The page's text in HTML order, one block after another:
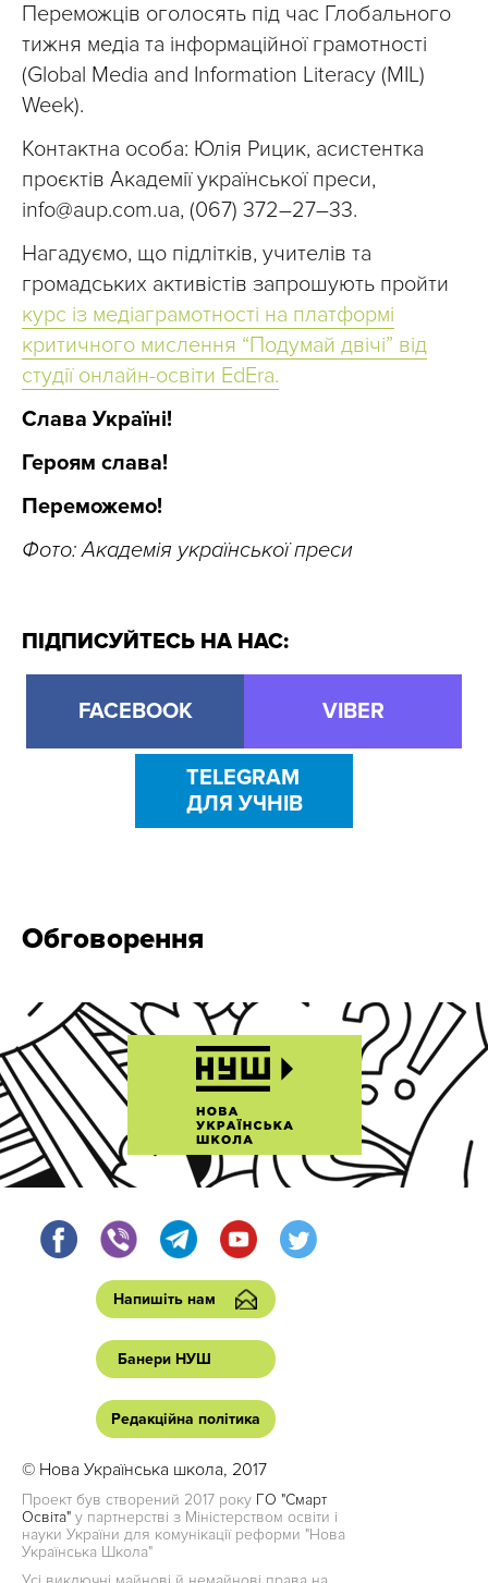
Переможців оголосять під час Глобального
тижня медіа та інформаційної грамотності
(Global Media and Information Literacy (MIL)
Week).
Контактна особа: Юлія Рицик, асистентка
проєктів Академії української преси,
info@aup.com.ua, (067) 372–27–33.
Нагадуємо, що підлітків, учителів та
громадських активістів запрошують пройти
курс із медіаграмотності на платформі
критичного мислення “Подумай двічі” від
студії онлайн-освіти EdEra.
Слава Україні!
Героям слава!
Переможемо!
Фото: Академія української преси
ПІДПИСУЙТЕСЬ НА НАС:
FACEBOOK VIBER
TELEGRAM
ДЛЯ УЧНІВ
Обговорення
Напишіть нам
Банери НУШ
Редакційна політика
© Нова Українська школа, 2017
Проект був створений 2017 року ГО "Смарт
Освіта" у партнерстві з Міністерством освіти і
науки України для комунікації реформи "Нова
Українська Школа"